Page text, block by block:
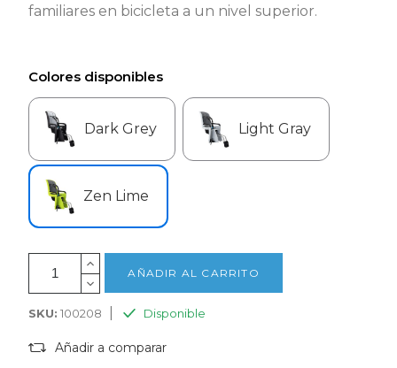
familiares en bicicleta a un nivel superior.
Colores disponibles
Dark Grey Light Gray
Zen Lime
AÑADIR AL CARRITO
SKU: 100208 Disponible
Añadir a comparar